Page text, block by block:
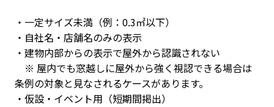
・一定サイズ未満（例：0.3㎡以下）
・自社名・店舗名のみの表示
・建物内部からの表示で屋外から認識されない
※ 屋内でも窓越しに屋外から強く視認できる場合は
条例の対象と見なされるケースがあります。
・仮設・イベント用（短期間掲出）